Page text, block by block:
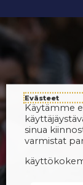
Evästeet
Käytämme
sinua
varmistat